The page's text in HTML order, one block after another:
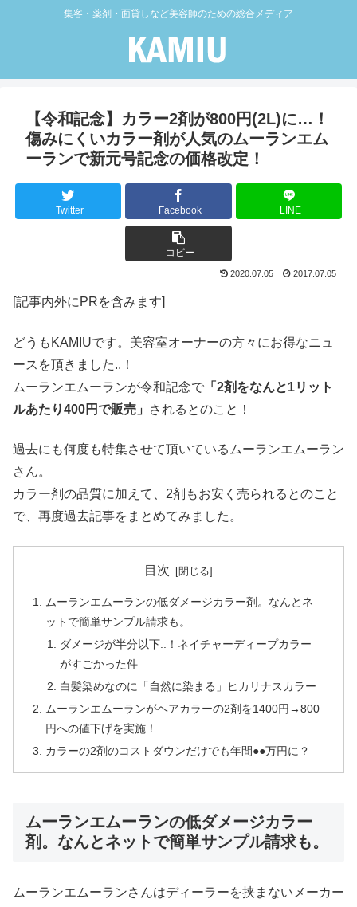
集客・薬剤・面貸しなど美容師のための総合メディア
【令和記念】カラー2剤が800円(2L)に…！
傷みにくいカラー剤が人気のムーランエム
ーランで新元号記念の価格改定！
Twitter Facebook LINE
コピー
2020.07.05 2017.07.05
[記事内外にPRを含みます]
どうもKAMIUです。美容室オーナーの方々にお得なニュ
ースを頂きました..！
ムーランエムーランが令和記念で 「2剤をなんと1リット
ルあたり400円で販売」
されるとのこと！
過去にも何度も特集させて頂いているムーランエムーラン
さん。
カラー剤の品質に加えて、2剤もお安く売られるとのこと
で、再度過去記事をまとめてみました。
目次
ムーランエムーランの低ダメージカラー剤。なんとネ
ットで簡単サンプル請求も。
ダメージが半分以下..！ネイチャーディープカラー
がすごかった件
白髪染めなのに「自然に染まる」ヒカリナスカラー
ムーランエムーランがヘアカラーの2剤を1400円→800
円への値下げを実施！
カラーの2剤のコストダウンだけでも年間●●万円に？
ムーランエムーランの低ダメージカラー
剤。なんとネットで簡単サンプル請求も。
ムーランエムーランさんはディーラーを挟まないメーカー